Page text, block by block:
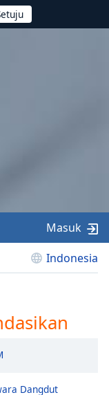
Indonesia
Masuk
Dangdut